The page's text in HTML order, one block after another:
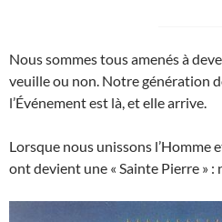
Nous sommes tous amenés à
veuille ou non. Notre génération
l’Événement est là, et elle arrive.
Lorsque nous unissons l’Homme
ont devient une « Sainte Pierre » :